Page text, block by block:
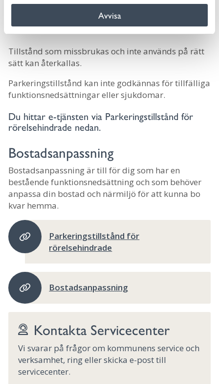
Avvisa
Tillståndet ska vara i original och placeras på
insidan av fordonets vindruta, ska vara väl synligt
utifrån.
Tillstånd som missbrukas och inte används på rätt
sätt kan återkallas.
Parkeringstillstånd kan inte godkännas för tillfälliga
funktionsnedsättningar eller sjukdomar.
Du hittar e-tjänsten via Parkeringstillstånd för
rörelsehindrade nedan.
Bostadsanpassning
Bostadsanpassning är till för dig som har en
bestående funktionsnedsättning och som behöver
anpassa din bostad och närmiljö för att kunna bo
kvar hemma.
Parkeringstillstånd för
rörelsehindrade
Bostadsanpassning
Kontakta Servicecenter
Vi svarar på frågor om kommunens service och
verksamhet, ring eller skicka e-post till
servicecenter.